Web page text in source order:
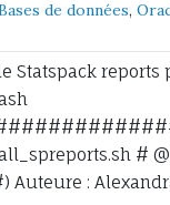
de données,
Statspack reports
#
Auteure :